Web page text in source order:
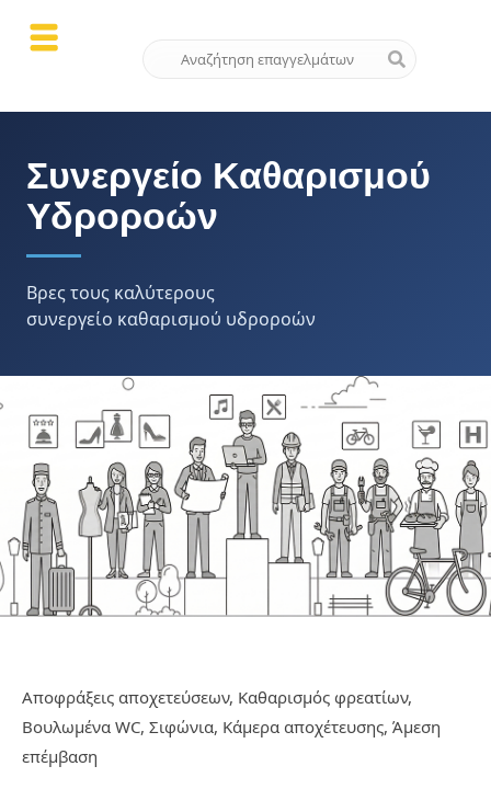
Συνεργείο Καθαρισμού
Υδροροών
Βρες τους καλύτερους
συνεργείο καθαρισμού υδροροών
Αποφράξεις αποχετεύσεων, Καθαρισμός φρεατίων,
Βουλωμένα WC, Σιφώνια, Κάμερα αποχέτευσης, Άμεση
επέμβαση